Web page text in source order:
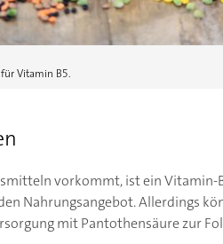
Vitamin B5.
vorkommt, ist ein Vitamin-
Nahrungsangebot. Allerdings
mit Pantothensäure zur